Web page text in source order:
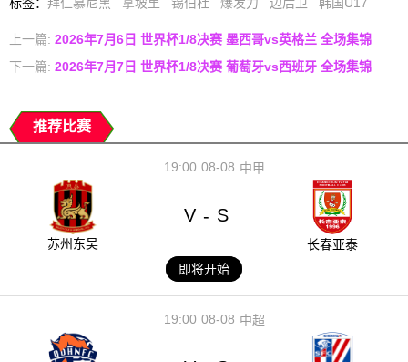
上一篇: 2026年7月6日 世界杯1/8决赛 墨西哥vs英格兰 全场集锦
下一篇: 2026年7月7日 世界杯1/8决赛 葡萄牙vs西班牙 全场集锦
推荐比赛
08-08
19:00 中甲
苏州东吴
V - S
长春亚泰
即将开始
08-08
19:00 中超